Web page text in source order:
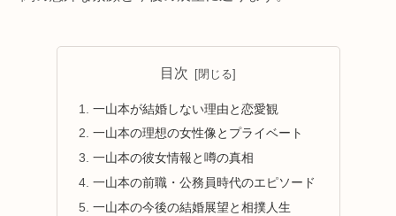
目次
一山本が結婚しない理由と恋愛観
一山本の理想の女性像とプライベート
一山本の彼女情報と噂の真相
一山本の前職・公務員時代のエピソード
一山本の今後の結婚展望と相撲人生